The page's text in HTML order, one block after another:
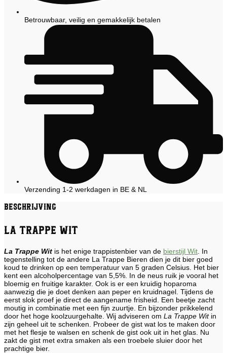
Betrouwbaar, veilig en gemakkelijk betalen
Verzending 1-2 werkdagen in BE & NL
Beschrijving
La Trappe Wit
La Trappe Wit is het enige trappistenbier van de bierstijl Wit . In
tegenstelling tot de andere La Trappe Bieren dien je dit bier goed
koud te drinken op een temperatuur van 5 graden Celsius. Het bier
kent een alcoholpercentage van 5,5%. In de neus ruik je vooral het
bloemig en fruitige karakter. Ook is er een kruidig hoparoma
aanwezig die je doet denken aan peper en kruidnagel. Tijdens de
eerst slok proef je direct de aangename frisheid. Een beetje zacht
moutig in combinatie met een fijn zuurtje. En bijzonder prikkelend
door het hoge koolzuurgehalte. Wij adviseren om La Trappe Witin
zijn geheel uit te schenken. Probeer de gist wat los te maken door
met het flesje te walsen en schenk de gist ook uit in het glas. Nu
zakt de gist met extra smaken als een troebele sluier door het
prachtige bier.